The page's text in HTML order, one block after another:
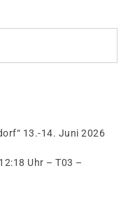
13.-14. Juni 2026
Uhr – T03 –